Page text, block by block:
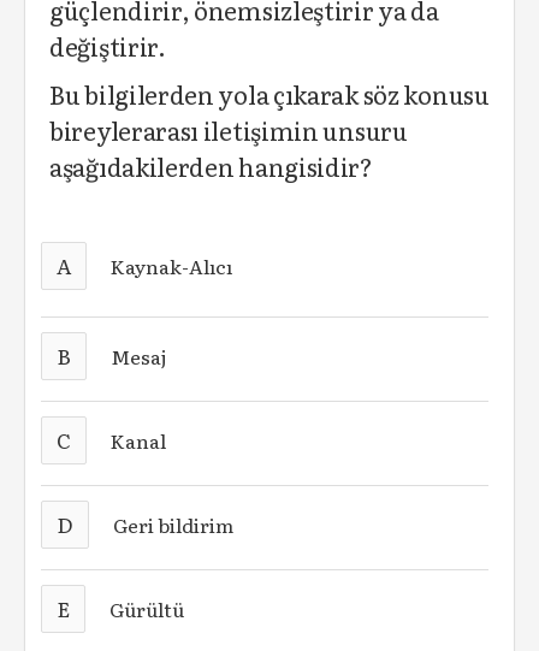
güçlendirir, önemsizleştirir ya da
değiştirir.
Bu bilgilerden yola çıkarak söz konusu
bireylerarası iletişimin unsuru
aşağıdakilerden hangisidir?
A Kaynak-Alıcı
B Mesaj
C Kanal
D Geri bildirim
E Gürültü